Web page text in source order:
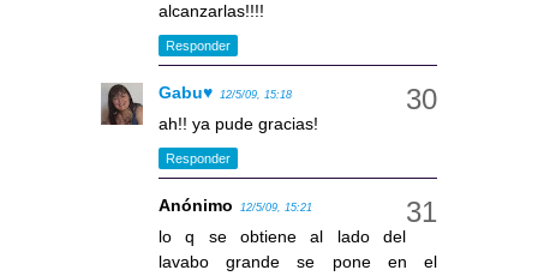
alcanzarlas!!!!
Responder
Gabu♥ 12/5/09, 15:18
ah!! ya pude gracias!
Responder
Anónimo 12/5/09, 15:21
lo q se obtiene al lado del
lavabo grande se pone en el